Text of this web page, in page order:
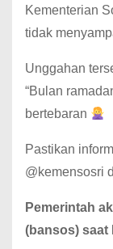
Kementerian
tidak
Unggahan
“Bulan
bertebaran
Pastikan
@kemensosri
Pemerintah
(bansos) saat